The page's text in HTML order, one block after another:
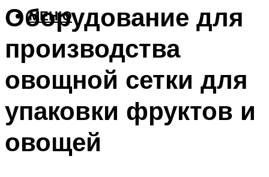
МЕНЮ
Оборудование для
производства
овощной сетки для
упаковки фруктов и
овощей